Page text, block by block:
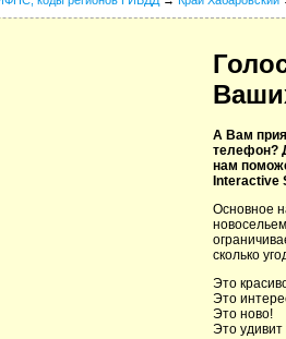
А Вам
телефон?
нам
Interactive
Основное
сколько
Это
Это
Это ново!
Это удивит